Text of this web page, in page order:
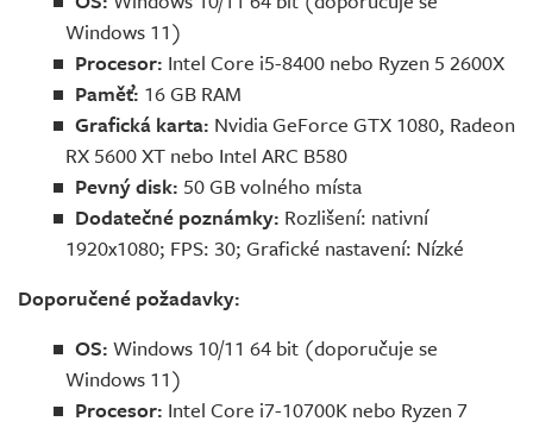
Windows 11)
Procesor: Intel Core i5-8400 nebo Ryzen 5 2600X
Paměť: 16 GB RAM
Grafická karta: Nvidia GeForce GTX 1080, Radeon
RX 5600 XT nebo Intel ARC B580
Pevný disk: 50 GB volného místa
Dodatečné poznámky: Rozlišení: nativní
1920x1080; FPS: 30; Grafické nastavení: Nízké
Doporučené požadavky:
OS: Windows 10/11 64 bit (doporučuje se
Windows 11)
Procesor: Intel Core i7-10700K nebo Ryzen 7